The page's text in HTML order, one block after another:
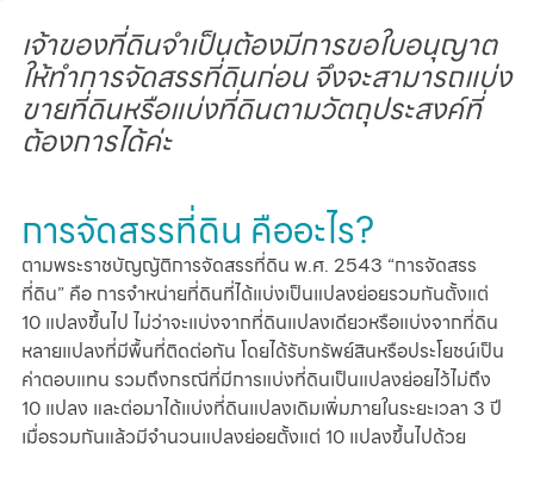
เจ้าของที่ดินจำเป็นต้องมีการขอใบอนุญาต
ให้ทำการจัดสรรที่ดินก่อน จึงจะสามารถแบ่ง
ขายที่ดินหรือแบ่งที่ดินตามวัตถุประสงค์ที่
ต้องการได้ค่ะ
การจัดสรรที่ดิน คืออะไร?
ตามพระราชบัญญัติการจัดสรรที่ดิน พ.ศ. 2543 “การจัดสรร
ที่ดิน” คือ การจำหน่ายที่ดินที่ได้แบ่งเป็นแปลงย่อยรวมกันตั้งแต่
10 แปลงขึ้นไป ไม่ว่าจะแบ่งจากที่ดินแปลงเดียวหรือแบ่งจากที่ดิน
หลายแปลงที่มีพื้นที่ติดต่อกัน โดยได้รับทรัพย์สินหรือประโยชน์เป็น
ค่าตอบแทน รวมถึงกรณีที่มีการแบ่งที่ดินเป็นแปลงย่อยไว้ไม่ถึง
10 แปลง และต่อมาได้แบ่งที่ดินแปลงเดิมเพิ่มภายในระยะเวลา 3 ปี
เมื่อรวมกันแล้วมีจำนวนแปลงย่อยตั้งแต่ 10 แปลงขึ้นไปด้วย